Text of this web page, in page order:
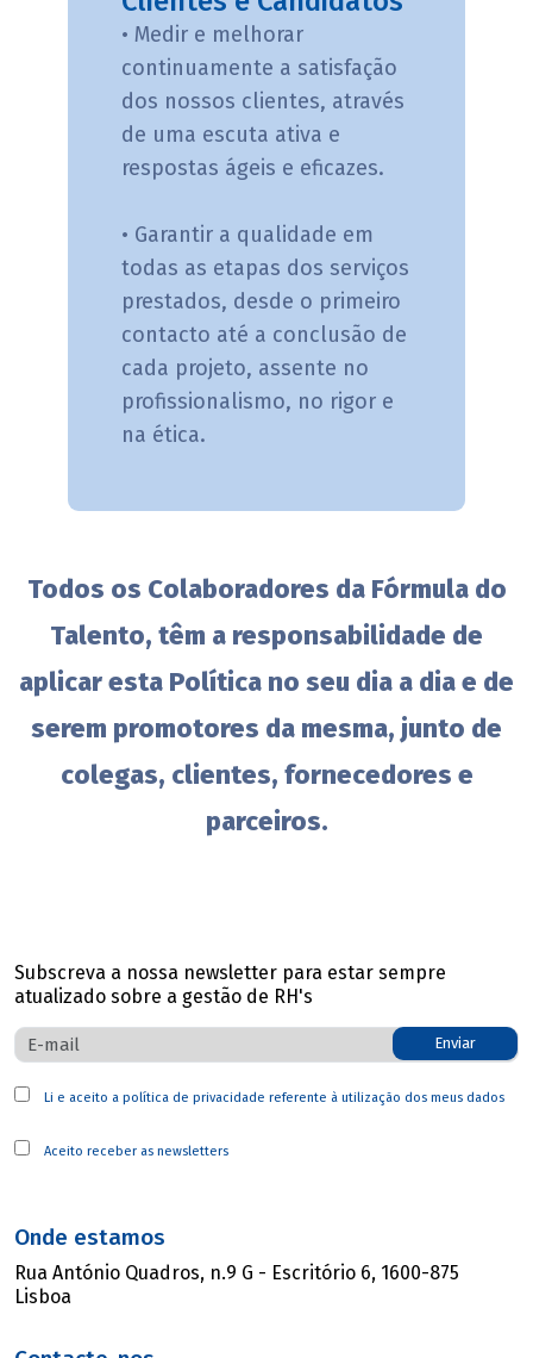
• Medir e melhorar
continuamente a satisfação
dos nossos clientes, através
de uma escuta ativa e
respostas ágeis e eficazes.
• Garantir a qualidade em
todas as etapas dos serviços
prestados, desde o primeiro
contacto até a conclusão de
cada projeto, assente no
profissionalismo, no rigor e
na ética.
Todos os Colaboradores da Fórmula do
Talento, têm a responsabilidade de
aplicar esta Política no seu dia a dia e de
serem promotores da mesma, junto de
colegas, clientes, fornecedores e
parceiros.
Subscreva a nossa newsletter para estar sempre
atualizado sobre a gestão de RH's
Enviar
Li e aceito a política de privacidade referente à utilização dos meus dados
Aceito receber as newsletters
Onde estamos
Rua António Quadros, n.9 G - Escritório 6, 1600-875
Lisboa